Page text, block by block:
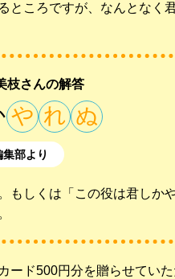
ところですが、なんとなく
枝さんの解答
や れ ぬ
集部より
もしくは「この役は君しか
ード500円分を贈らせてい